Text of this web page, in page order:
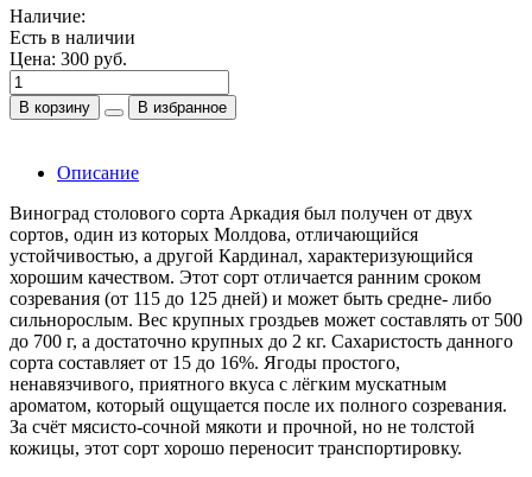
Наличие:
Есть в наличии
Цена: 300 руб.
В корзину В избранное
Описание
Виноград столового сорта Аркадия был получен от двух
сортов, один из которых Молдова, отличающийся
устойчивостью, а другой Кардинал, характеризующийся
хорошим качеством. Этот сорт отличается ранним сроком
созревания (от 115 до 125 дней) и может быть средне- либо
сильнорослым. Вес крупных гроздьев может составлять от 500
до 700 г, а достаточно крупных до 2 кг. Сахаристость данного
сорта составляет от 15 до 16%. Ягоды простого,
ненавязчивого, приятного вкуса с лёгким мускатным
ароматом, который ощущается после их полного созревания.
За счёт мясисто-сочной мякоти и прочной, но не толстой
кожицы, этот сорт хорошо переносит транспортировку.